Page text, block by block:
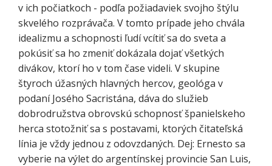
v ich počiatkoch - podľa požiadaviek svojho štýlu
skvelého rozprávača. V tomto prípade jeho chvála
idealizmu a schopnosti ľudí vcítiť sa do sveta a
pokúsiť sa ho zmeniť dokázala dojať všetkých
divákov, ktorí ho v tom čase videli. V skupine
štyroch úžasných hlavných hercov, geológa v
podaní Josého Sacristána, dáva do služieb
dobrodružstva obrovskú schopnosť španielskeho
herca stotožniť sa s postavami, ktorých čitateľská
línia je vždy jednou z odovzdaných. Dej: Ernesto sa
vyberie na výlet do argentínskej provincie San Luis,